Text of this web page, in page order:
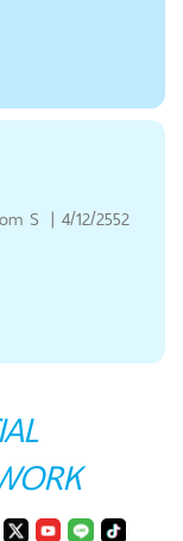
S | 4/12/2552